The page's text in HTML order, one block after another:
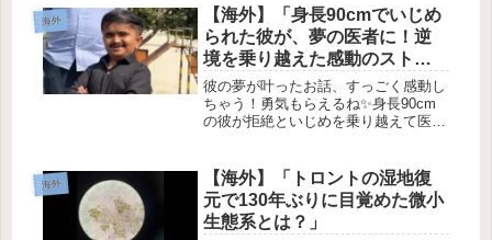
よ。話題は、SNSや科学に関するもの
がたくさん！それじゃ、早速見てい
こ...
海外
【海外】「身長90cmでいじめ
られた彼が、夢の医者に！逆
境を乗り越えた感動のストー
リー」
彼の夢が叶ったお話、すっごく感動し
ちゃう！勇気もらえるね✨身長90cm
の彼が拒絶といじめを乗り越えて医者
で、ある若者の物語は、障害がチャン
スに変わることを...
海外
【海外】「トロントの湿地復
元で130年ぶりに目覚めた微小
生態系とは？」